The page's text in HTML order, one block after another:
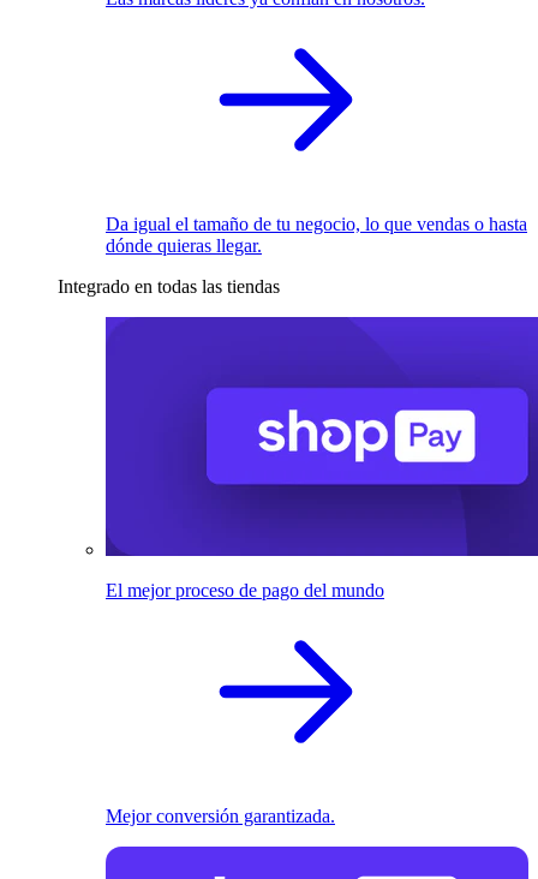
Da igual el tamaño de tu negocio, lo que vendas o hasta
dónde quieras llegar.
Integrado en todas las tiendas
El mejor proceso de pago del mundo
Mejor conversión garantizada.